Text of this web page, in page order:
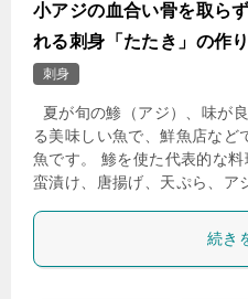
小アジの血合い骨を取ら
れる刺身「たたき」の作
刺身
夏が旬の鯵（アジ）、味が
る美味しい魚で、鮮魚店など
魚です。 鯵を使た代表的な
蛮漬け、唐揚げ、天ぷら、
続き